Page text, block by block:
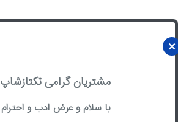
مشتریان گرامی تکتازشاپ
با سلام و عرض ادب و احترام